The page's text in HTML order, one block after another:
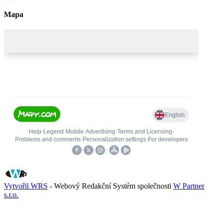
Mapa
Vytvořil WRS - Webový Redakční Systém společnosti W Partner
s.r.o.